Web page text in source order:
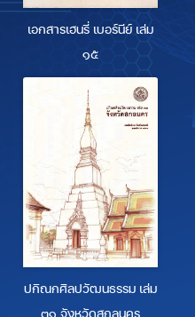
เอกสารเฮนรี่ เบอร์นีย์ เล่ม
๑๕
ปกิณกศิลปวัฒนธรรม เล่ม
๓๑ จังหวัดสกลนคร